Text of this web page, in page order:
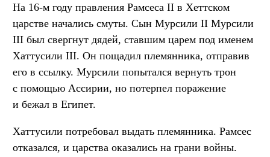
На 16-м году правления Рамсеса II в Хеттском
царстве начались смуты. Сын Мурсили II Мурсили
III был свергнут дядей, ставшим царем под именем
Хаттусили III. Он пощадил племянника, отправив
его в ссылку. Мурсили попытался вернуть трон
с помощью Ассирии, но потерпел поражение
и бежал в Египет.
Хаттусили потребовал выдать племянника. Рамсес
отказался, и царства оказались на грани войны.